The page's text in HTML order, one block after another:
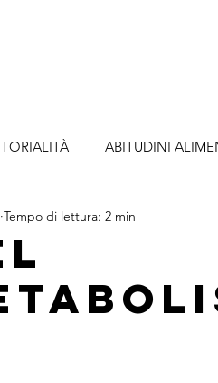
ABITUDINI
Tempo di lettura: 2 min